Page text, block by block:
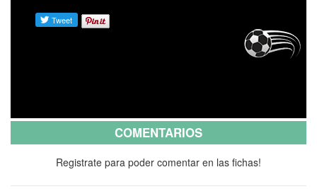
COMENTARIOS
Registrate para poder comentar en las fichas!